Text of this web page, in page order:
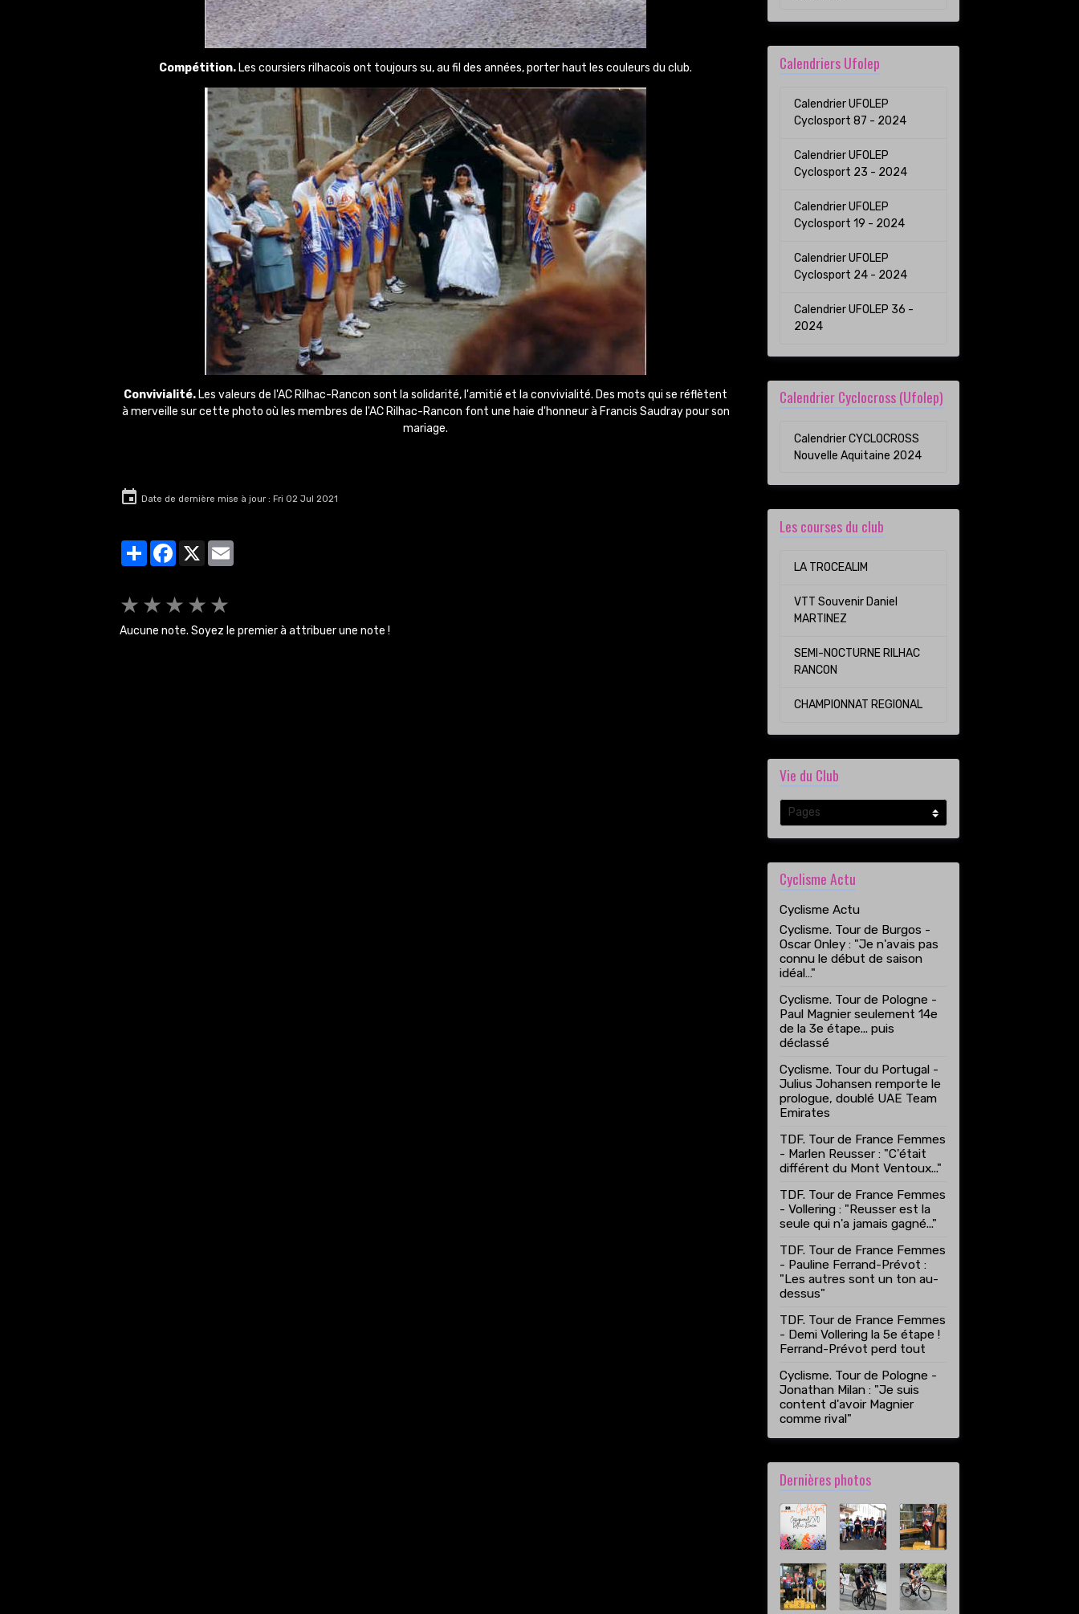
Compétition. Les coursiers rilhacois ont toujours su, au fil des années, porter haut les couleurs du club.
Convivialité. Les valeurs de l'AC Rilhac-Rancon sont la solidarité, l'amitié et la convivialité. Des mots qui se réflètent
à merveille sur cette photo où les membres de l'AC Rilhac-Rancon font une haie d'honneur à Francis Saudray pour son
mariage.
Date de dernière mise à jour : Fri 02 Jul 2021
PartagerFacebook
X
★ ★ ★ ★ ★
Aucune note. Soyez le premier à attribuer une note !
Calendriers Ufolep
Calendrier UFOLEP
Cyclosport 87 - 2024
Calendrier UFOLEP
Cyclosport 23 - 2024
Calendrier UFOLEP
Cyclosport 19 - 2024
Calendrier UFOLEP
Cyclosport 24 - 2024
Calendrier UFOLEP 36 -
2024
Calendrier Cyclocross (Ufolep)
Calendrier CYCLOCROSS
Nouvelle Aquitaine 2024
Les courses du club
LA TROCEALIM
VTT Souvenir Daniel
MARTINEZ
SEMI-NOCTURNE RILHAC
RANCON
CHAMPIONNAT REGIONAL
Vie du Club
Cyclisme Actu
Cyclisme Actu
Cyclisme. Tour de Burgos -
Oscar Onley : "Je n'avais pas
connu le début de saison
idéal…"
Cyclisme. Tour de Pologne -
Paul Magnier seulement 14e
de la 3e étape... puis
déclassé
Cyclisme. Tour du Portugal -
Julius Johansen remporte le
prologue, doublé UAE Team
Emirates
TDF. Tour de France Femmes
- Marlen Reusser : "C'était
différent du Mont Ventoux..."
TDF. Tour de France Femmes
- Vollering : "Reusser est la
seule qui n'a jamais gagné..."
TDF. Tour de France Femmes
- Pauline Ferrand-Prévot :
"Les autres sont un ton au-
dessus"
TDF. Tour de France Femmes
- Demi Vollering la 5e étape !
Ferrand-Prévot perd tout
Cyclisme. Tour de Pologne -
Jonathan Milan : "Je suis
content d'avoir Magnier
comme rival"
Dernières photos